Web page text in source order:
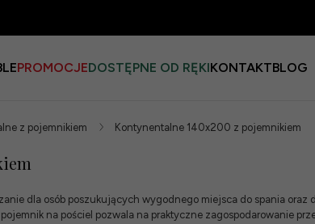
PROMOCJEDOSTĘPNE OD RĘKIKONTAKTBLOG
z pojemnikiem Kontynentalne 140x200 z pojemnikiem
dla osób poszukujących wygodnego miejsca do spania
na pościel pozwala na praktyczne zagospodarowanie